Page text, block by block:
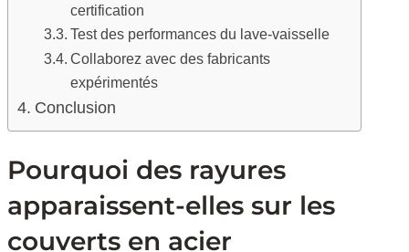
certification
Test des performances du lave-vaisselle
Collaborez avec des fabricants
expérimentés
Conclusion
Pourquoi des rayures
apparaissent-elles sur les
couverts en acier